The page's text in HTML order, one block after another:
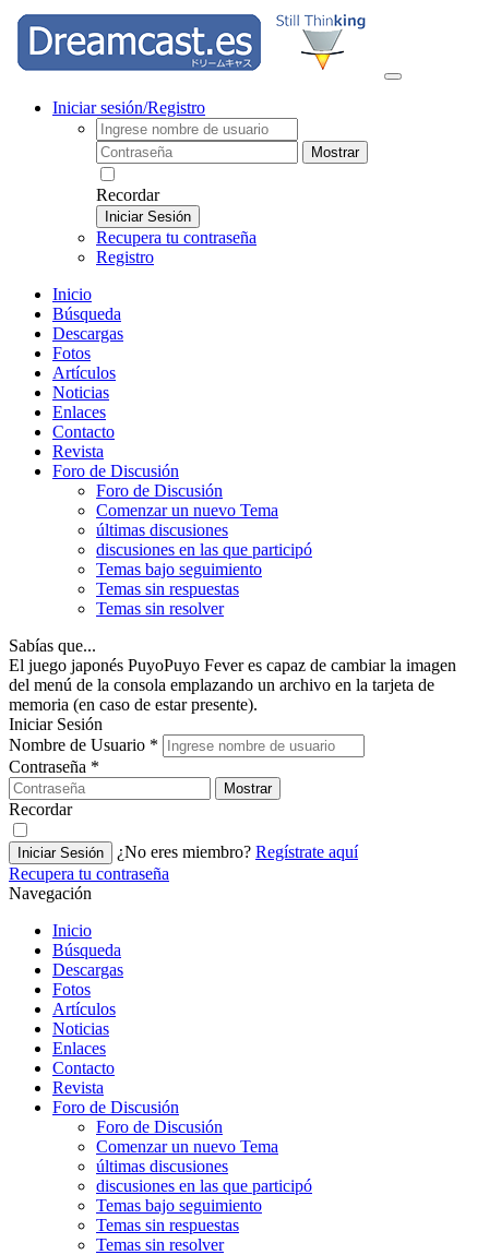
Iniciar sesión/Registro
Mostrar
Recordar
Iniciar Sesión
Recupera tu contraseña
Registro
Inicio
Búsqueda
Descargas
Fotos
Artículos
Noticias
Enlaces
Contacto
Revista
Foro de Discusión
Foro de Discusión
Comenzar un nuevo Tema
últimas discusiones
discusiones en las que participó
Temas bajo seguimiento
Temas sin respuestas
Temas sin resolver
Sabías que...
El juego japonés PuyoPuyo Fever es capaz de cambiar la imagen
del menú de la consola emplazando un archivo en la tarjeta de
memoria (en caso de estar presente).
Iniciar Sesión
Nombre de Usuario *
Contraseña *
Mostrar
Recordar
Iniciar Sesión ¿No eres miembro? Regístrate aquí
Recupera tu contraseña
Navegación
Inicio
Búsqueda
Descargas
Fotos
Artículos
Noticias
Enlaces
Contacto
Revista
Foro de Discusión
Foro de Discusión
Comenzar un nuevo Tema
últimas discusiones
discusiones en las que participó
Temas bajo seguimiento
Temas sin respuestas
Temas sin resolver